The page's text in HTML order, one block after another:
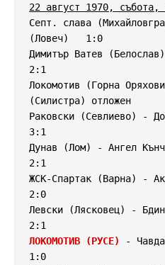
22 август 1970,
Септ. слава
(Ловеч)   1:0
Димитър Ватев
2:1
Локомотив (Горна
(Силистра) отложен
Раковски (Севлиево) -
3:1
Дунав (Лом) - Ангел
2:1
ЖСК-Спартак (Варна) -
2:0
Левски (Лясковец) -
ЛОКОМОТИВ (РУСЕ)
-
1:0